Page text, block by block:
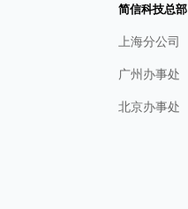
简信科技总部
上海分公司
广州办事处
北京办事处